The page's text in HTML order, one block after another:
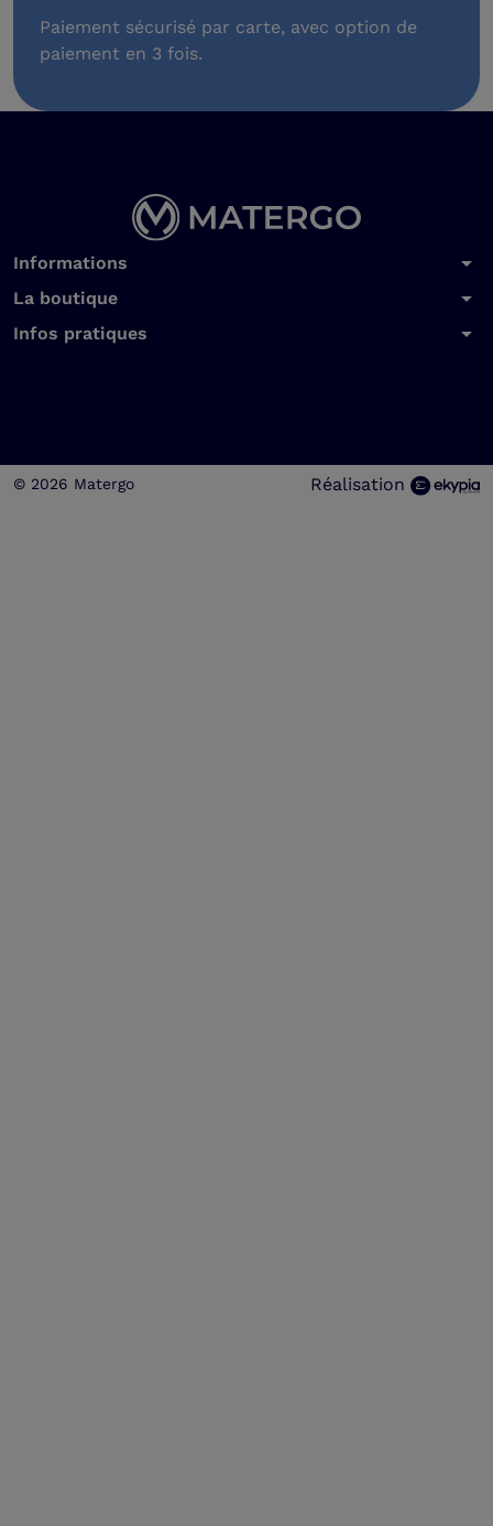
Paiement sécurisé par carte, avec option de
paiement en 3 fois.
Informations arrow_drop_down
La boutique arrow_drop_down
Infos pratiques arrow_drop_down
© 2026 Matergo Réalisation